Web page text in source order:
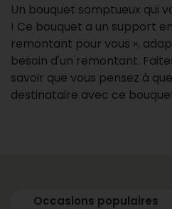
Un bouquet somptueux qui
! Ce bouquet a un support
remontant pour vous »,
besoin d'un remontant.
savoir que vous pensez à
destinataire avec ce
Occasions populaires